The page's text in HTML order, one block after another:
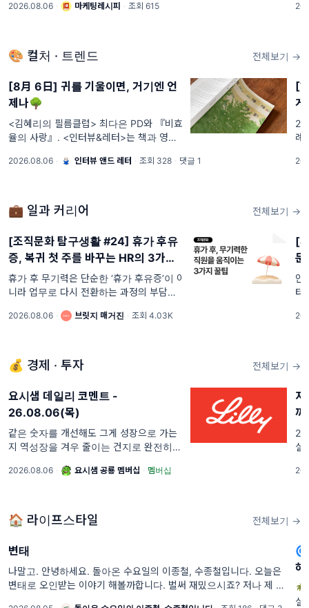
이 운영하는 마케팅 뉴스레터로 최신 트렌
2026.08.06 · 마케팅레시피 · 조회 615
출
🎨 컬처 · 트렌드 전체보기 →
[8月 6日] 귀를 기울이면, 거기엔 언
제나🌳
<김혜리의 필름클럽> 최다은 PD와 『비효
율의 사랑』. <인터뷰&레터>는 책과 영화
자 임유청의 ‘읽고 쓰고 공유하기’ 활동 일지
2026.08.06 · 인터뷰 앤드 레터 · 조회 328 · 댓글 1
게
례
💼 일과 커리어 전체보기 →
[조직문화 탐구생활 #24] 휴가 후유
증, 복귀 첫 주를 바꾸는 HR의 3가지
설계
휴가 후 무기력은 단순한 ‘휴가 후유증’이 아
니라 업무로 다시 전환하는 과정의 부담일
다시 설계해 보세요!. 안녕하세요. 달램입니
못하는 직원들을 ...
2026.08.06 · 브릿지 매거진 · 조회 4.03K
문
안
터
문
💰 경제 · 투자 전체보기 →
요시샘 데일리 코멘트 -
26.08.06(목)
같은 숫자를 개선해도 그게 성장으로 가는
지 역성장을 겨우 줄이는 건지로 완전히 갈
고, 노보 노디스크는 역성장 전망을 했어요.
2026.08.06 · 요시샘 공룡 멤버십 · 멤버십
지
까
실
매
🏠 라이프스타일 전체보기 →
변태
나말고. 안녕하세요. 돌아온 수요일의 이종철, 수종철입니다. 오늘은
변태로 오인받는 이야기 해볼까합니다. 벌써 재밌으시죠? 저나 제 주
하
🌴
실